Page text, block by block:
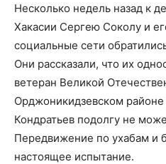
Несколько недель назад к
Хакасии Сергею Соколу и
социальные сети
Они рассказали, что их
ветеран Великой
Орджоникидзевском
Кондратьев подолгу не
Передвижение по ухабам и
настоящее испытание.